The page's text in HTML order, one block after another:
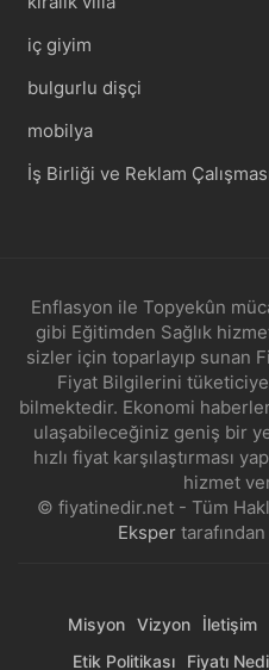
iç giyim
bulgurlu dişçi
mobilya
İş Birliği ve Reklam
Enflasyon ile Topyekûn
gibi Eğitimden Sağlık
sizler için toparlayıp sunan
Fiyat Bilgilerini tüketiciye
bilmektedir. Ekonomi
ulaşabileceğiniz geniş bir
hızlı fiyat karşılaştırması
hizmet
© fiyatinedir.net - Tüm
Eksper
Misyon Vizyon İletişim
Etik Politikası
Fiyatı